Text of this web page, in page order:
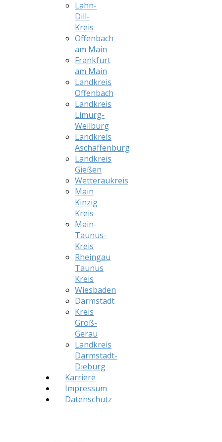
Lahn-
Dill-
Kreis
Offenbach
am Main
Frankfurt
am Main
Landkreis
Offenbach
Landkreis
Limurg-
Weilburg
Landkreis
Aschaffenburg
Landkreis
Gießen
Wetteraukreis
Main
Kinzig
Kreis
Main-
Taunus-
Kreis
Rheingau
Taunus
Kreis
Wiesbaden
Darmstadt
Kreis
Groß-
Gerau
Landkreis
Darmstadt-
Dieburg
Karriere
Impressum
Datenschutz